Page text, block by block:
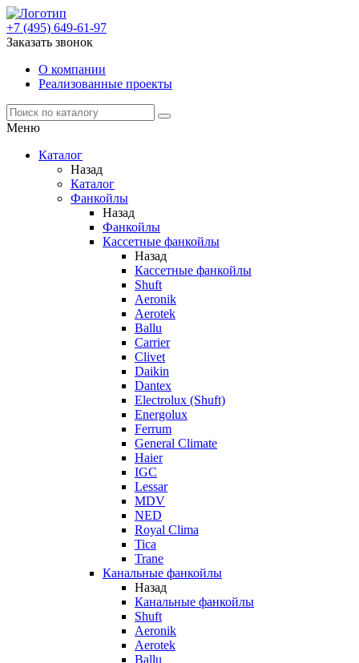
+7 (495) 649-61-97
Заказать звонок
О компании
Реализованные проекты
Меню
Каталог
Назад
Каталог
Фанкойлы
Назад
Фанкойлы
Кассетные фанкойлы
Назад
Кассетные фанкойлы
Shuft
Aeronik
Aerotek
Ballu
Carrier
Clivet
Daikin
Dantex
Electrolux (Shuft)
Energolux
Ferrum
General Climate
Haier
IGC
Lessar
MDV
NED
Royal Clima
Tica
Trane
Канальные фанкойлы
Назад
Канальные фанкойлы
Shuft
Aeronik
Aerotek
Ballu